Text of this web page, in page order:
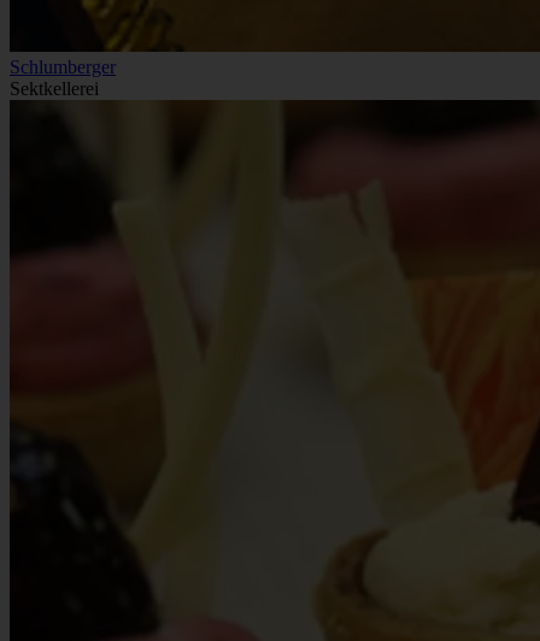
Schlumberger
Sektkellerei